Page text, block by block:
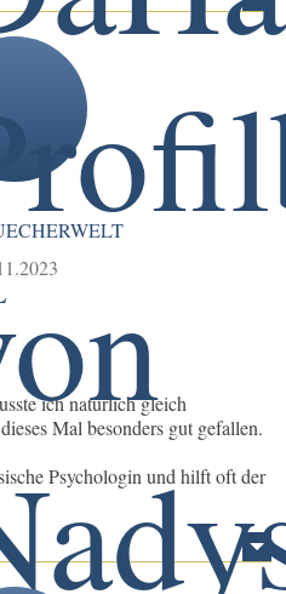
ich natürlich gleich
Mal besonders gut gefallen.
Psychologin und hilft oft der